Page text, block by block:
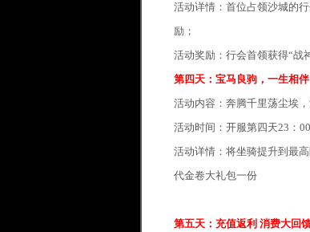
活动详情：首位占领沙城的
励；
活动奖励：行会首领获得“战
第四天：宝马良驹，一生相伴
活动内容：奔腾千里荡尘埃
活动时间：开服第四天23：
活动详情：将坐骑提升到最
代金卷大礼包一份
第五天：充值返利 消费大回